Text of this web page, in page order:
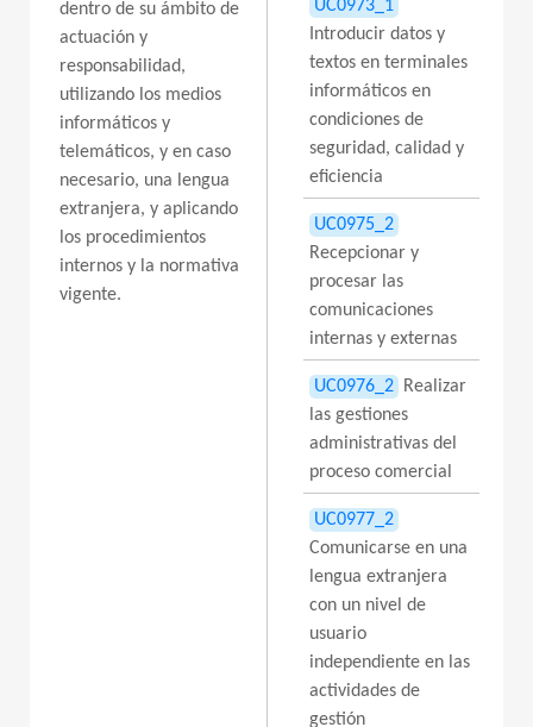
dentro de su ámbito de
actuación y
responsabilidad,
utilizando los medios
informáticos y
telemáticos, y en caso
necesario, una lengua
extranjera, y aplicando
los procedimientos
internos y la normativa
vigente.
UC0973_1
Introducir datos y
textos en terminales
informáticos en
condiciones de
seguridad, calidad y
eficiencia
UC0975_2
Recepcionar y
procesar las
comunicaciones
internas y externas
UC0976_2
Realizar
las gestiones
administrativas del
proceso comercial
UC0977_2
Comunicarse en una
lengua extranjera
con un nivel de
usuario
independiente en las
actividades de
gestión